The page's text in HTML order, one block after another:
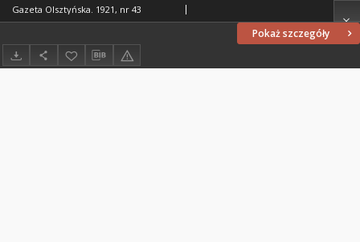
Pokaż szczegóły
Gazeta Olsztyńska. 1921, nr 43